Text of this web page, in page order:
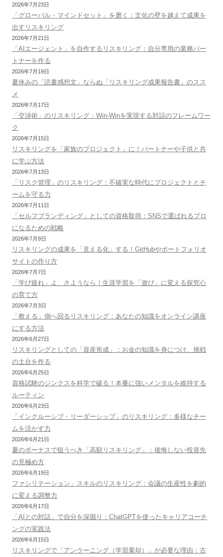
2026年7月23日
「グローバル・マインドセット」を磨く：文化の壁を越えて成果を
出すリスキリング
2026年7月21日
「AIエージェント」を自作するリスキリング：自分専用の業務パー
トナーを作る
2026年7月19日
夏休みの「読書感想文」ならぬ「リスキリング成果報告書」のスス
メ
2026年7月17日
「交渉術」のリスキリング：Win-Winを実現する対話のフレームワー
ク
2026年7月15日
リスキリングを「家族のプロジェクト」に！パートナーや子供と共
に学ぶ方法
2026年7月13日
「リスク管理」のリスキリング：不確実な時代にプロジェクトとチ
ームを守る力
2026年7月11日
「セルフブランディング」としての資格取得：SNSで選ばれるプロ
になるための戦略
2026年7月9日
リスキリングの成果を「見える化」する！GitHubやポートフォリオ
サイトの作り方
2026年7月7日
「学び疲れ」よ、さようなら！生涯学習を「遊び」に変える探究心
の育て方
2026年7月3日
「教える」側へ回るリスキリング：あなたの知識をオンライン講座
にする方法
2026年6月27日
リスキリングとしての「資産形成」：お金の知識を身につけ、挑戦
の土台を作る
2026年6月25日
資格試験のジンクスを科学で破る！本番に強いメンタルを維持する
ルーティン
2026年6月23日
「インクルーシブ・リーダーシップ」のリスキリング：多様なチー
ムを活かす力
2026年6月21日
夏のボーナスで狙うべき「高額リスキリング」：後悔しない投資先
の見極め方
2026年6月19日
ファシリテーション」スキルのリスキリング：会議の生産性を劇的
に変える調整力
2026年6月17日
「AIとの対話」で自分を深掘り：ChatGPTを使ったキャリアコーチ
ングの実践法
2026年6月15日
リスキリングで「アンラーニング（学習棄却）」が必要な理由：古